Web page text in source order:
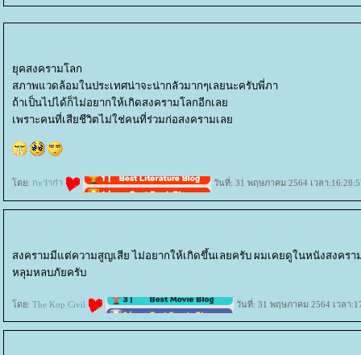
ุคสงครามโลก
สภาพแวดล้อมในประเทศน่าจะน่ากลัวมากๆเลยนะครับพี่ภา
ถ้าเป็นไปได้ก็ไม่อยากให้เกิดสงครามโลกอีกเล
เพราะคนที่เสียชีวิตไม่ใช่คนที่ร่วมก่อสงครามเล
ดย: กะว่าก๋า วันที่: 31 พฤษภาคม 2564 เวลา
สงครามมีแต่ความสูญเสีย ไม่อยากให้เกิดขึ้นเลยครับ ผมเคยดูในหนังสงคร
หลุมหลบภัยครับ
ดย: The Kop Civil วันที่: 31 พฤษภาคม 2564 เวลา